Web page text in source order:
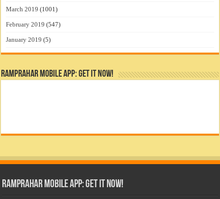
March 2019 (1001)
February 2019 (547)
January 2019 (5)
RamPrahar Mobile App: Get it Now!
RamPrahar Mobile App: Get it Now!